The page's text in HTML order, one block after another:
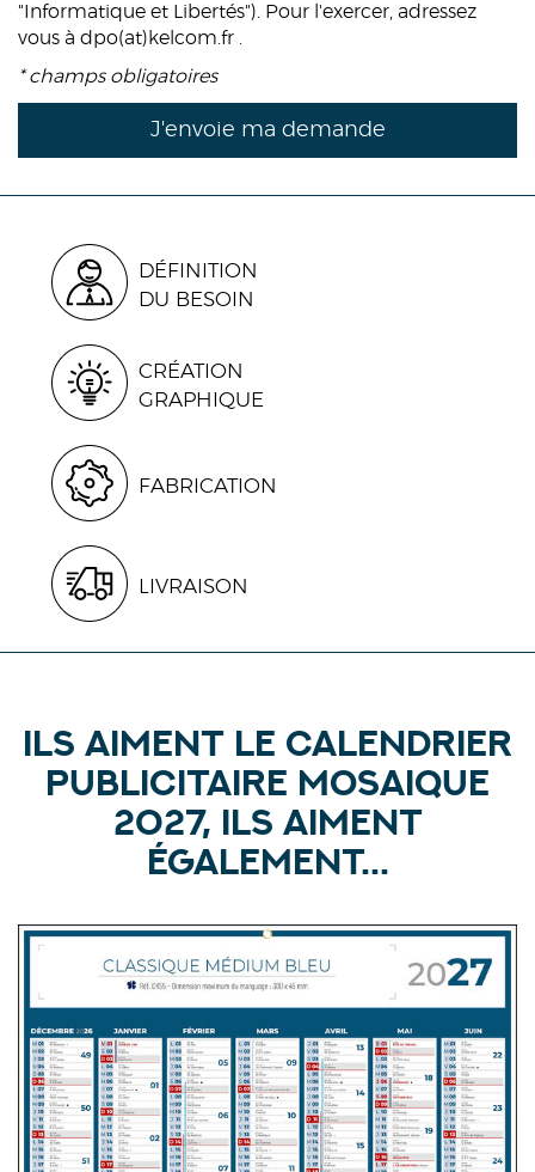
"Informatique et Libertés"). Pour l'exercer, adressez
vous à dpo(at)kelcom.fr .
* champs obligatoires
DÉFINITION
DU BESOIN
CRÉATION
GRAPHIQUE
FABRICATION
LIVRAISON
Ils aiment le calendrier
publicitaire Mosaique
2027, ils aiment
également...